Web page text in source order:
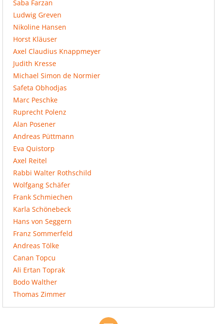
Saba Farzan
Ludwig Greven
Nikoline Hansen
Horst Kläuser
Axel Claudius Knappmeyer
Judith Kresse
Michael Simon de Normier
Safeta Obhodjas
Marc Peschke
Ruprecht Polenz
Alan Posener
Andreas Püttmann
Eva Quistorp
Axel Reitel
Rabbi Walter Rothschild
Wolfgang Schäfer
Frank Schmiechen
Karla Schönebeck
Hans von Seggern
Franz Sommerfeld
Andreas Tölke
Canan Topcu
Ali Ertan Toprak
Bodo Walther
Thomas Zimmer